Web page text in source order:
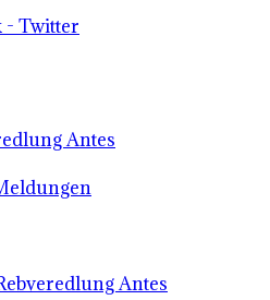
- Twitter
Antes
Antes